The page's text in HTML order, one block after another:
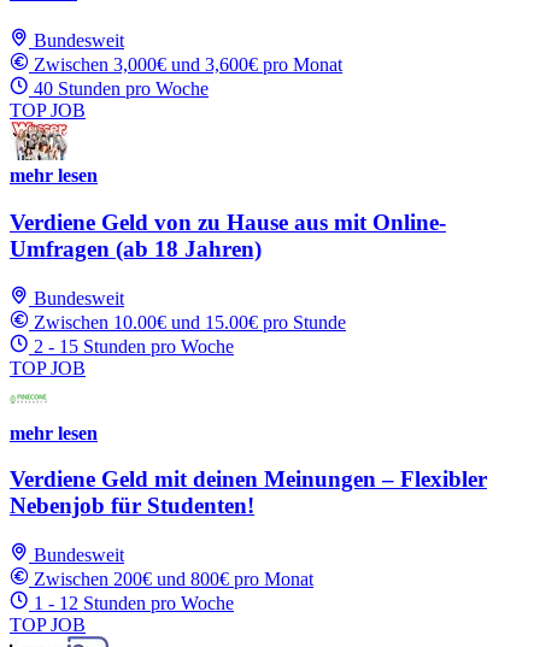
Bundesweit
Zwischen 3,000€ und 3,600€ pro Monat
40 Stunden pro Woche
TOP JOB
mehr lesen
Verdiene Geld von zu Hause aus mit Online-
Umfragen (ab 18 Jahren)
Bundesweit
Zwischen 10.00€ und 15.00€ pro Stunde
2 - 15 Stunden pro Woche
TOP JOB
mehr lesen
Verdiene Geld mit deinen Meinungen – Flexibler
Nebenjob für Studenten!
Bundesweit
Zwischen 200€ und 800€ pro Monat
1 - 12 Stunden pro Woche
TOP JOB